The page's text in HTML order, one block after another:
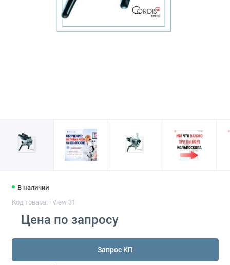
В наличии
Код товара: i View 31
Цена по запросу
Запрос КП